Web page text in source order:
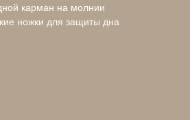
карман на молнии
ножки для защиты дна